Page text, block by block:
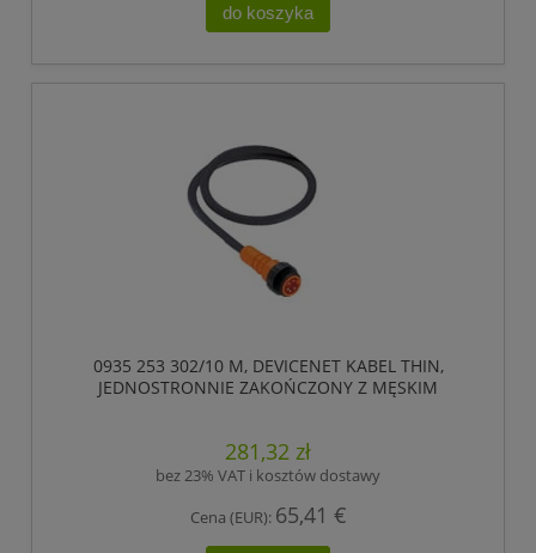
do koszyka
0935 253 302/10 M, DEVICENET KABEL THIN,
JEDNOSTRONNIE ZAKOŃCZONY Z MĘSKIM
281,32 zł
bez 23% VAT i kosztów dostawy
Cena (EUR): 65,41 €